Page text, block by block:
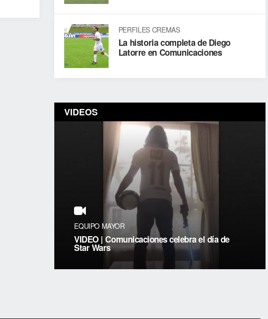
PERFILES CREMAS
La historia completa de Diego
Latorre en Comunicaciones
VIDEOS
EQUIPO MAYOR
VIDEO | Comunicaciones celebra el día de
Star Wars